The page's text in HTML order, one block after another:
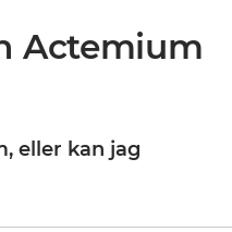
Actemium
eller kan jag